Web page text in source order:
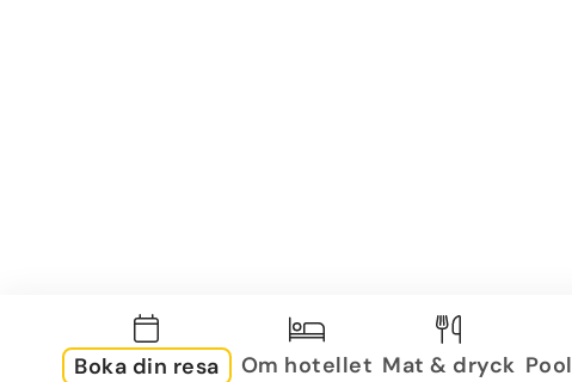
Boka din resa Om hotellet Mat & dryck